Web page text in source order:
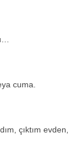
cuma.
çıktım